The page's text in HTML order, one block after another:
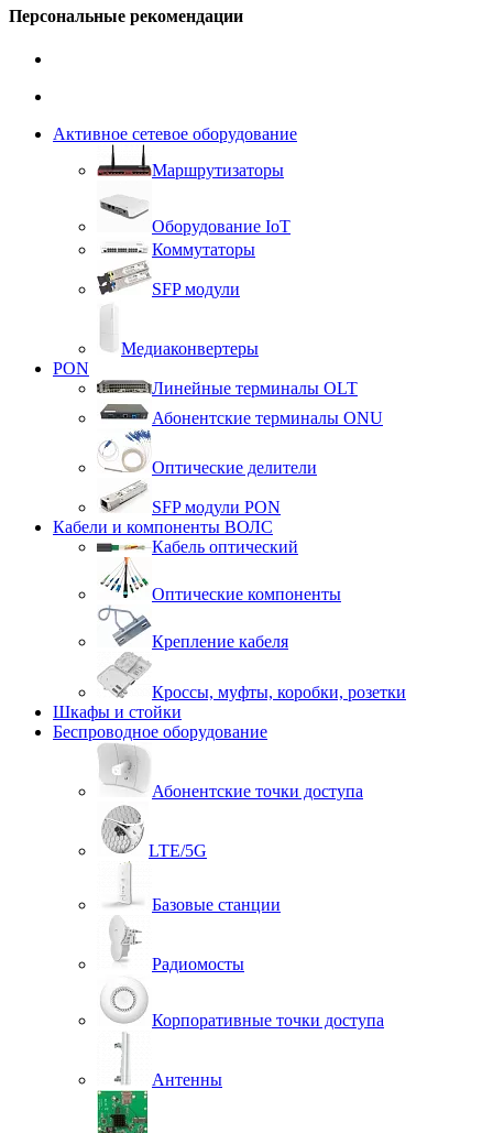
Персональные рекомендации
Активное сетевое оборудование
Маршрутизаторы
Оборудование IoT
Коммутаторы
SFP модули
Медиаконвертеры
PON
Линейные терминалы OLT
Абонентские терминалы ONU
Оптические делители
SFP модули PON
Кабели и компоненты ВОЛС
Кабель оптический
Оптические компоненты
Крепление кабеля
Кроссы, муфты, коробки, розетки
Шкафы и стойки
Беспроводное оборудование
Абонентские точки доступа
LTE/5G
Базовые станции
Радиомосты
Корпоративные точки доступа
Антенны